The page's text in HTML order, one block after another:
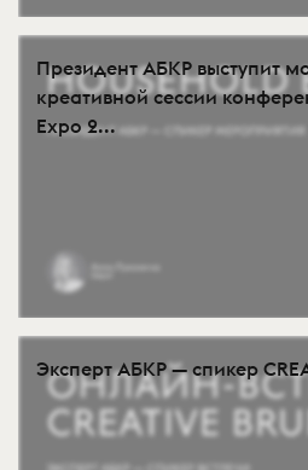
Президент АБКР выступит
креативной сессии
Expo 2...
Эксперт АБКР — спикер